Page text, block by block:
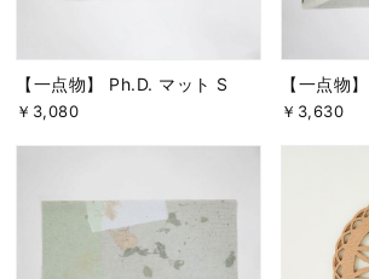
【一点物】 Ph.D. マット S
￥3,080
【一点物
￥3,630